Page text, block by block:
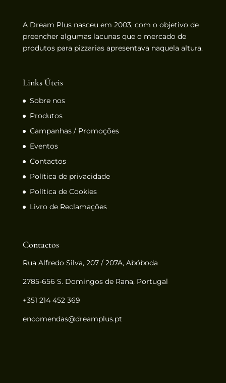
A Dream Plus nasceu em 2003, com o objetivo de
preencher algumas lacunas que o mercado de
produtos para pizzarias apresentava naquela altura.
Links Úteis
Sobre nos
Produtos
Campanhas / Promoções
Eventos
Contactos
Política de privacidade
Política de Cookies
Livro de Reclamações
Contactos
Rua Alfredo Silva, 207 / 207A, Abóboda
2785-656 S. Domingos de Rana, Portugal
+351 214 452 369
encomendas@dreamplus.pt